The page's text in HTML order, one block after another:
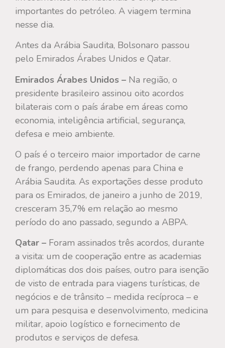
importantes do petróleo. A viagem termina
nesse dia.
Antes da Arábia Saudita, Bolsonaro passou
pelo Emirados Árabes Unidos e Qatar.
Emirados Árabes Unidos – Na região, o
presidente brasileiro assinou oito acordos
bilaterais com o país árabe em áreas como
economia, inteligência artificial, segurança,
defesa e meio ambiente.
O país é o terceiro maior importador de carne
de frango, perdendo apenas para China e
Arábia Saudita. As exportações desse produto
para os Emirados, de janeiro a junho de 2019,
cresceram 35,7% em relação ao mesmo
período do ano passado, segundo a ABPA.
Qatar – Foram assinados três acordos, durante
a visita: um de cooperação entre as academias
diplomáticas dos dois países, outro para isenção
de visto de entrada para viagens turísticas, de
negócios e de trânsito – medida recíproca – e
um para pesquisa e desenvolvimento, medicina
militar, apoio logístico e fornecimento de
produtos e serviços de defesa.